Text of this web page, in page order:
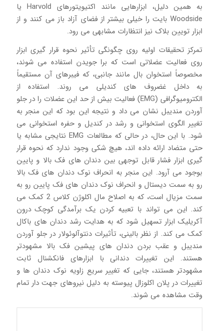
به همین دلیل، ابزارهایی مانند اکتیویتورهای Harvold یا
Woodside بایت را خیلی بیشتر از فضای آزاد باز می کنند و از
ابزار تویین بلاک نیز انتظارات مشابهی می رود.
تمرکز تحقیقات اولیه روی چگونگی تأثیر نحوه قرار گیری ابزار
روی فعالیت عضلاتی است که برا جویدن استفاده می شوند،
مخصوصاً استخوان بال مانند جانبی، که فیبرهای آن مستقیماً
به داخل غضروف های کندیلی می روند. استفاده از
الکترومیوگرافی (EMG) فعالیت بیش از حد این عضلات را در جلو
آوردن مندیبل نشان می داد و نتیجه این بود که این منجر به
تغییر الگوی استخوانی و رشد در کندیل و حفره استخوانی می
شود. با این حال، در حالی که مطالعات EMG نتایجی مشابه یا
حتی متضاد ارائه داده اند، هیچ شکی وجود ندارد که نحوه قرار
گیری ابزار فشار قابل توجهی بین دندان های فک بالا و پایین
بوجود می آرود. این منجر به انحراف نوک دندان های فک بالا
رو به سمت دیستال و انحراف نوک دندان های فک پایین رو به
سمت مزیال است، که به اصلاح مال اکلوژن کلاس 2 کمک می
کند. این می تواند با تعبیه کردن یک برآمدگی کوچک درون
آکریلیک ابزار تسهیل شود که به هدایت رشد دندان های باکال
کمک می کند. از نظر بالینی، تأثیرات دنتوآلوئولار در جلو آوردن
مندیبل و عقب بردن دندان های پیشین فک بالا مشهودتر
هستند. این تغییرات دندانی با ابزارهای فانکشنال ثابت
مشهودتر هستند، جایی که تغییر سریع زاویه نوک دندان ها و
تغییرات در پلان اکلوزال پیوسته به دلیل نیروهای جهت دار تمام
وقت مشاهده می شوند.